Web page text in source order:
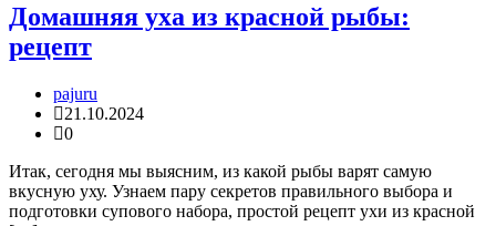
Домашняя уха из красной рыбы:
рецепт
pajuru
21.10.2024
0
Итак, сегодня мы выясним, из какой рыбы варят самую
вкусную уху. Узнаем пару секретов правильного выбора и
подготовки супового набора, простой рецепт ухи из красной